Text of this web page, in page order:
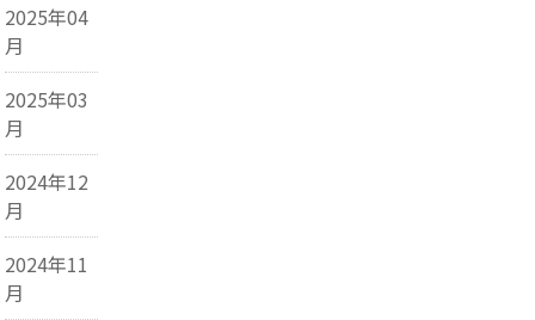
2025年04
月
2025年03
月
2024年12
月
2024年11
月